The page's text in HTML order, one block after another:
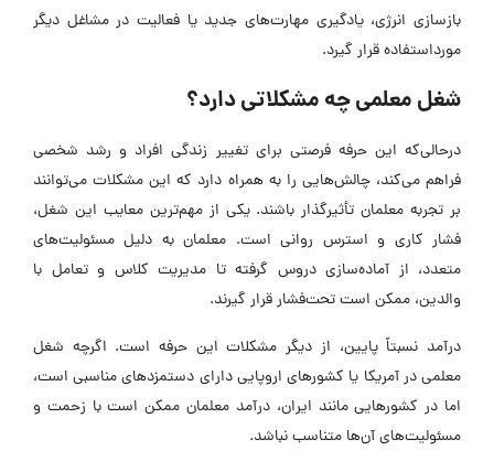
بازسازی انرژی، یادگیری مهارت‌های جدید یا فعالیت در مشاغل دیگر
مورداستفاده قرار گیرد.
شغل معلمی چه مشکلاتی دارد؟
درحالی‌که این حرفه فرصتی برای تغییر زندگی افراد و رشد شخصی
فراهم می‌کند، چالش‌هایی را به همراه دارد که این مشکلات می‌توانند
بر تجربه معلمان تأثیرگذار باشند. یکی از مهم‌ترین معایب این شغل،
فشار کاری و استرس روانی است. معلمان به دلیل مسئولیت‌های
متعدد، از آماده‌سازی دروس گرفته تا مدیریت کلاس و تعامل با
والدین، ممکن است تحت‌فشار قرار گیرند.
درآمد نسبتاً پایین، از دیگر مشکلات این حرفه است. اگرچه شغل
معلمی در آمریکا یا کشورهای اروپایی دارای دستمزدهای مناسبی است،
اما در کشورهایی مانند ایران، درآمد معلمان ممکن است با زحمت و
مسئولیت‌های آن‌ها متناسب نباشد.